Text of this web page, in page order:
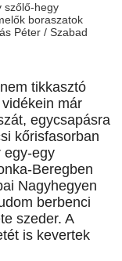
szőlő-hegy
boraszatok
Péter / Szabad
tikkasztó
már
egycsapásra
kőrisfasorban
egy-egy
Beregben
Nagyhegyen
berbenci
szeder. A
is kevertek